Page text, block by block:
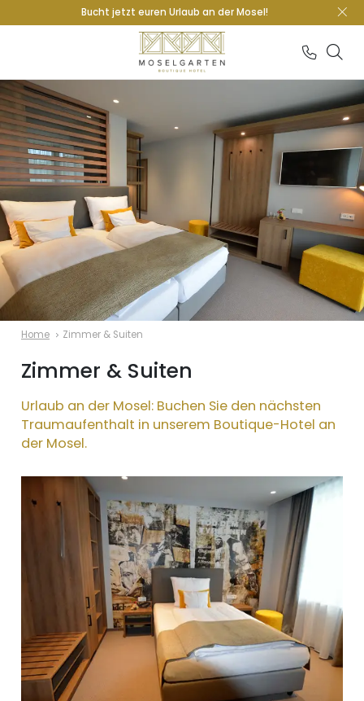
Bucht jetzt euren Urlaub an der Mosel!
Home Zimmer & Suiten
Zimmer & Suiten
Urlaub an der Mosel: Buchen Sie den nächsten
Traumaufenthalt in unserem Boutique-Hotel an
der Mosel.